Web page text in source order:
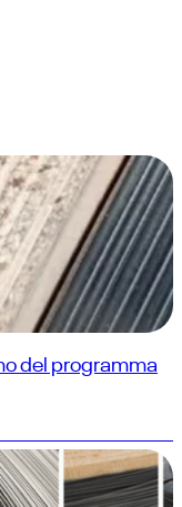
del programma